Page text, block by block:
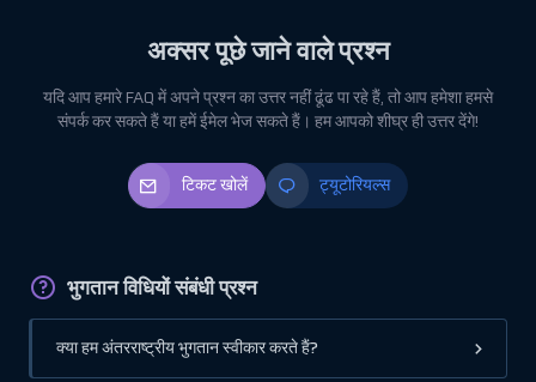
अक्सर पूछे जाने वाले प्रश्न
यदि आप हमारे FAQ में अपने प्रश्न का उत्तर नहीं ढूंढ पा रहे हैं, तो आप हमेशा हमसे
संपर्क कर सकते हैं या हमें ईमेल भेज सकते हैं। हम आपको शीघ्र ही उत्तर देंगे!
टिकट खोलें ट्यूटोरियल्स
भुगतान विधियों संबंधी प्रश्न
क्या हम अंतरराष्ट्रीय भुगतान स्वीकार करते हैं?